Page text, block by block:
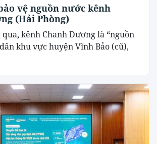
vệ nguồn nước kênh
(Hải Phòng)
kênh Chanh Dương là “nguồn
khu vực huyện Vĩnh Bảo (cũ),